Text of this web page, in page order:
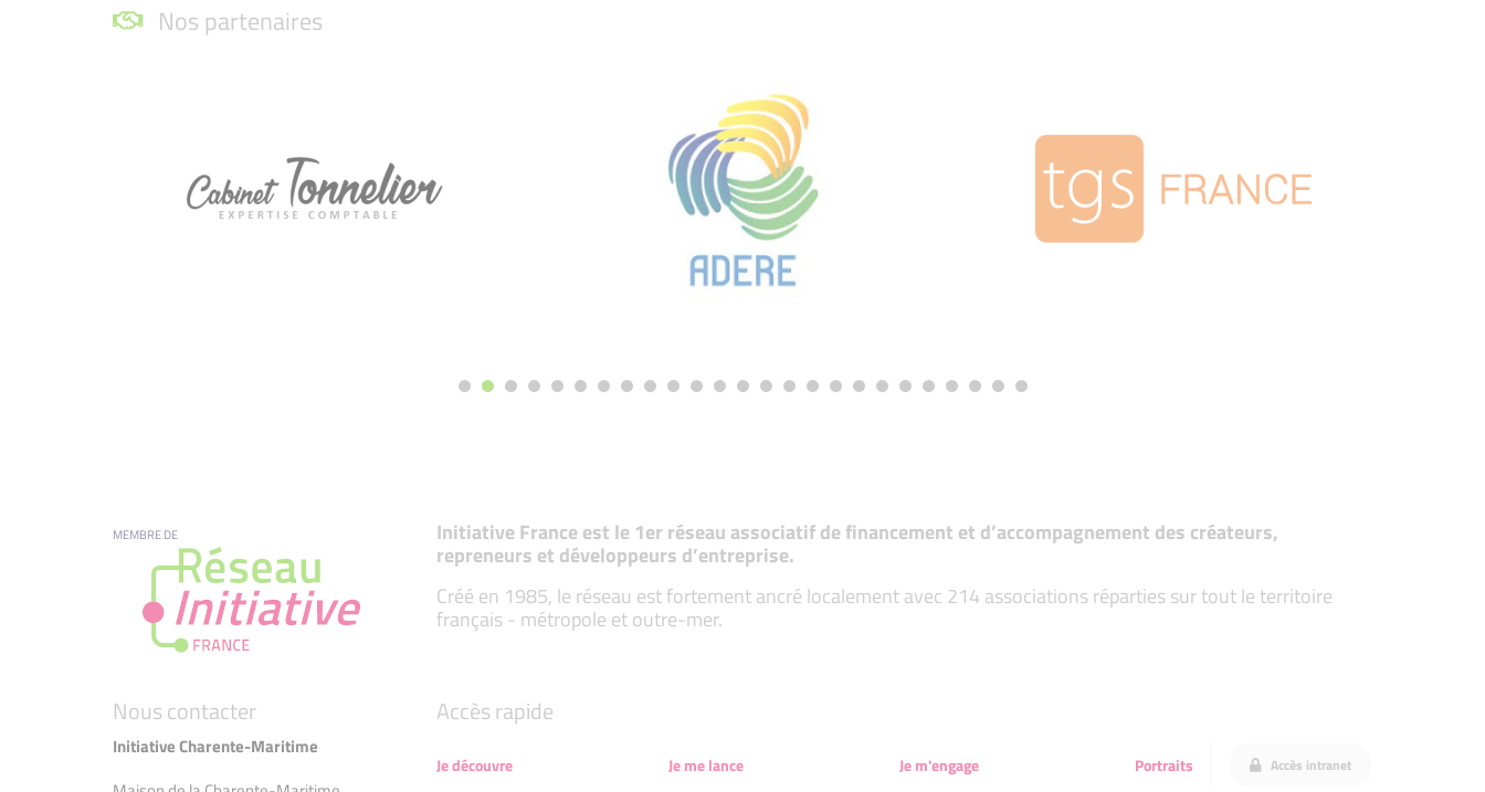
Nos partenaires
MEMBRE DE Initiative France est le 1er réseau associatif de financement et d’accompagnement des créateurs,
repreneurs et développeurs d’entreprise.
Créé en 1985, le réseau est fortement ancré localement avec 214 associations réparties sur tout le territoire
français - métropole et outre-mer.
Nous contacter
Initiative Charente-Maritime
Accès rapide
Je découvre Je me lance Je m'engage Portraits Accès intranet